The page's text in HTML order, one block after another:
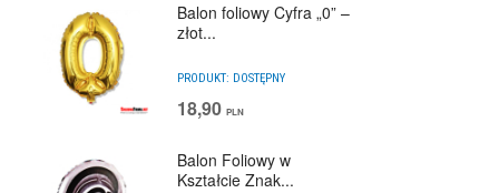
Balon foliowy Cyfra „0” –
złot...
PRODUKT: DOSTĘPNY
18,90 PLN
Balon Foliowy w
Kształcie Znak...